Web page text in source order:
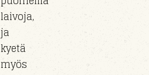
laivoja,
ja
kyetä
myös